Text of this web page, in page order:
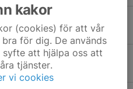
kakor
(cookies) för att vår
för dig. De används
att hjälpa oss att
tjänster.
vi cookies